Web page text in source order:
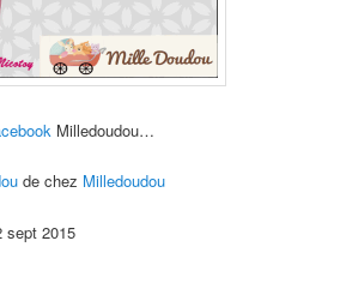
Milledoudou…
de chez Milledoudou
sept 2015